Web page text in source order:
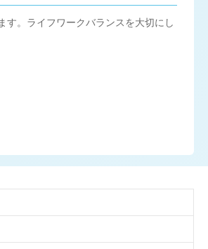
す。ライフワークバランスを大切にし